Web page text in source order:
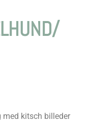
med kitsch billeder